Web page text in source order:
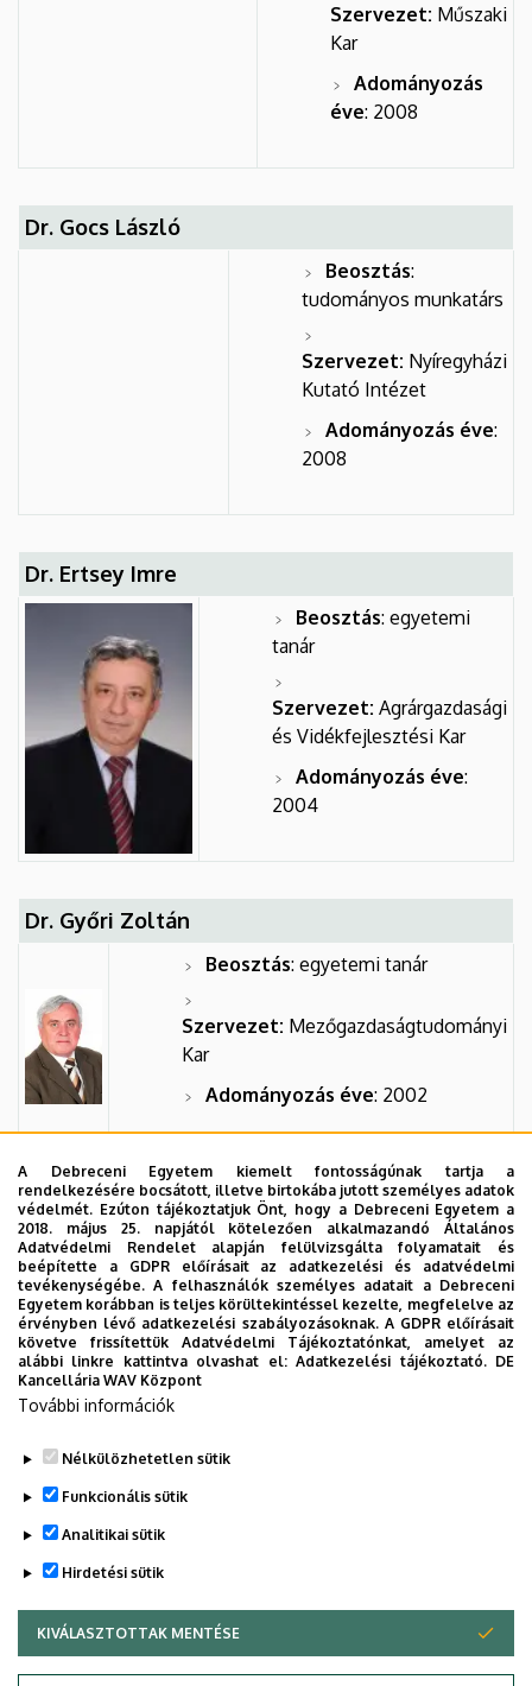
Szervezet: Műszaki
Kar
Adományozás
éve: 2008
Dr. Gocs László
Beosztás:
tudományos munkatárs
Szervezet: Nyíregyházi
Kutató Intézet
Adományozás éve:
2008
Dr. Ertsey Imre
Beosztás: egyetemi
tanár
Szervezet: Agrárgazdasági
és Vidékfejlesztési Kar
Adományozás éve:
2004
Dr. Győri Zoltán
Beosztás: egyetemi tanár
Szervezet: Mezőgazdaságtudományi
Kar
Adományozás éve: 2002
Dr. Thyll Szilárd
Beosztás: egyetemi tanár
Szervezet:Mezőgazdaságtudományi
Kar
Legutóbbi frissítés: 2023. 03. 06. 15:26
A Debreceni Egyetem kiemelt fontosságúnak tartja a
rendelkezésére bocsátott, illetve birtokába jutott személyes adatok
védelmét. Ezúton tájékoztatjuk Önt, hogy a Debreceni Egyetem a
2018. május 25. napjától kötelezően alkalmazandó Általános
Adatvédelmi Rendelet alapján felülvizsgálta folyamatait és
beépítette a GDPR előírásait az adatkezelési és adatvédelmi
tevékenységébe. A felhasználók személyes adatait a Debreceni
Egyetem korábban is teljes körültekintéssel kezelte, megfelelve az
érvényben lévő adatkezelési szabályozásoknak. A GDPR előírásait
követve frissítettük Adatvédelmi Tájékoztatónkat, amelyet az
alábbi linkre kattintva olvashat el:Adatkezelési tájékoztató. DE
Kancellária WAV Központ
További információk
Nélkülözhetetlen sütik
Funkcionális sütik
Analitikai sütik
Hirdetési sütik
KIVÁLASZTOTTAK MENTÉSE
WITHDRAW CONSENT